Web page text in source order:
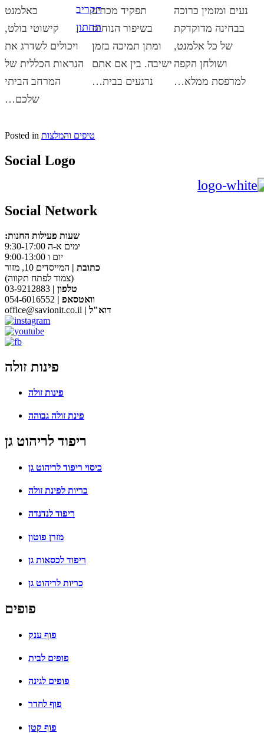
כאלמנט
קישוטי בולט,
ויכולים לשדרג את
הנראות הכללית של
המרחב הביתי
שלכם…
תפקיד מכריע
בשיפור הנוחות
ומתן תמיכה בזמן
ישיבה. בין אם אתם
נרגעים בבית…
נעים ומזמין כרוכה
בבחינה מדוקדקת
של כל אלמנט,
ושולחן הקפה
למרפסת ממלא…
Posted in טיפים והמלצות
Social Logo
Social Network
:שעות פעילות החנות
ימים א-ה 9:30-17:00
יום ו 9:00-13:00
כתובת | המייסדים 10, מזור
(צמוד לפתח תקווה)
טלפון | 03-9212883
וואטסאפ | 054-6016552
office@savionit.co.il
| דוא"ל
פינות זולה
פינות זולה
פינת זולה גבוהה
ריפוד לריהוט גן
כיסוי ריפוד לריהוט גן
כריות לפינת זולה
ריפוד לנדנדה
מזרן פוטון
ריפוד לכסאות גן
כריות לריהוט גן
פופים
פוף ענק
פופים לבית
פופים לגינה
פוף לחדר
פוף קטן